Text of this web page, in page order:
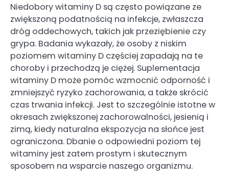
Niedobory witaminy D są często powiązane ze
zwiększoną podatnością na infekcje, zwłaszcza
dróg oddechowych, takich jak przeziębienie czy
grypa. Badania wykazały, że osoby z niskim
poziomem witaminy D częściej zapadają na te
choroby i przechodzą je ciężej. Suplementacja
witaminy D może pomóc wzmocnić odporność i
zmniejszyć ryzyko zachorowania, a także skrócić
czas trwania infekcji. Jest to szczególnie istotne w
okresach zwiększonej zachorowalności, jesienią i
zimą, kiedy naturalna ekspozycja na słońce jest
ograniczona. Dbanie o odpowiedni poziom tej
witaminy jest zatem prostym i skutecznym
sposobem na wsparcie naszego organizmu.